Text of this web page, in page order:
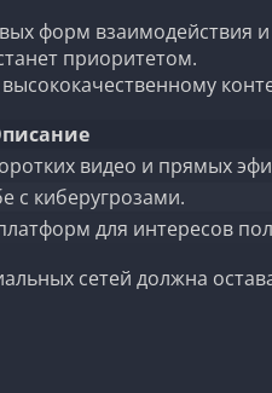
форм взаимодействия
приоритетом.
видео и прямых
с киберугрозами.
для интересов
сетей должна